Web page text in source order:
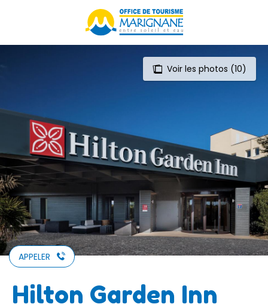
Voir les photos (10)
APPELER
Hilton Garden Inn